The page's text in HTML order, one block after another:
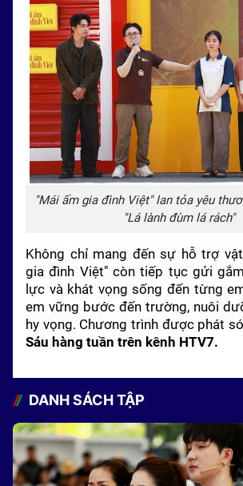
"Mái ấm gia đình Việt" lan tỏa yêu
"Lá lành đùm lá rách"
Không chỉ mang đến sự hỗ trợ
gia đình Việt" còn tiếp tục gửi
lực và khát vọng sống đến từng
em vững bước đến trường, nuôi
hy vọng. Chương trình được phát
Sáu hàng tuần trên kênh HTV7.
DANH SÁCH TẬP